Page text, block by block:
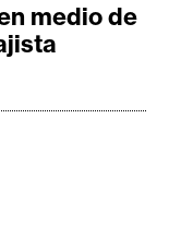
medio de